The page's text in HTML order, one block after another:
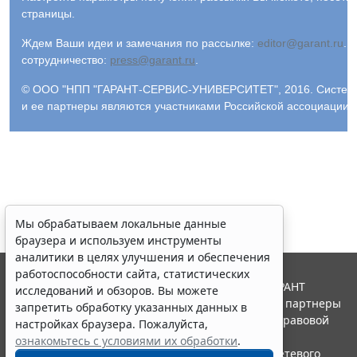
страницы.
Ждем Ваши идеи и замечания по рассылке: editor@garant.ru
сотрудничество: press@garant.ru
© ООО "НПП "ГАРАНТ-СЕРВИС-УНИВЕРСИТЕТ", 2016. Система
и ее партнеры являются участниками Российской
Мы обрабатываем локальные данные
браузера и используем инструменты
аналитики в целях улучшения и обеспечения
работоспособности сайта, статистических
исследований и обзоров. Вы можете
запретить обработку указанных данных в
настройках браузера. Пожалуйста,
ознакомьтесь с условиями их обработки.
© ООО "НПП "ГАРАНТ-СЕРВИС", 2026. Система ГАРАНТ
выпускается с 1990 года. Компания "Гарант" и ее партнеры
являются участниками Российской ассоциации правовой
информации ГАРАНТ.
Портал ГАРАНТ.РУ зарегистрирован в качестве сетевого